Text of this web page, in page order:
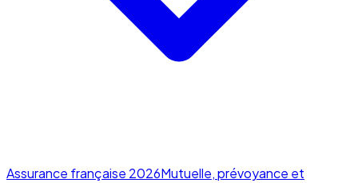
Assurance française 2026Mutuelle, prévoyance et